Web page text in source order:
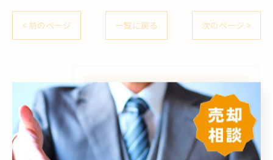
< 前のページ 一覧に戻る 次のページ >
カテゴリー Categories
全てのカテゴリー
売却